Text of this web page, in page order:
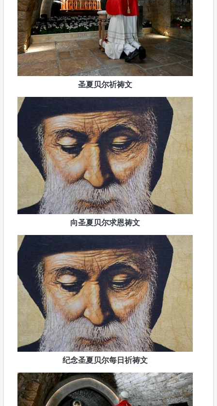
圣夏贝尔祈祷文
向圣夏贝尔求恩祷文
纪念圣夏贝尔每日祈祷文